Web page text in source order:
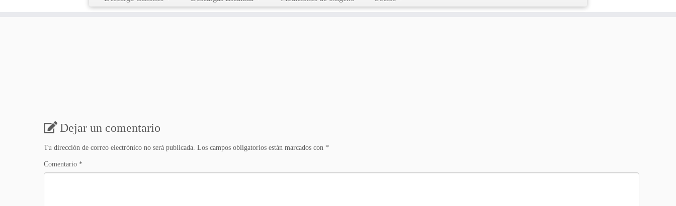
Dejar un comentario
Tu dirección de correo electrónico no será publicada. Los campos obligatorios están marcados con *
Comentario *